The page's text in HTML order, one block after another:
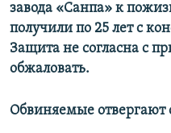
завода «Санпа» к
получили по 25 лет с
Защита не согласна с
обжаловать.
Обвиняемые отвергают